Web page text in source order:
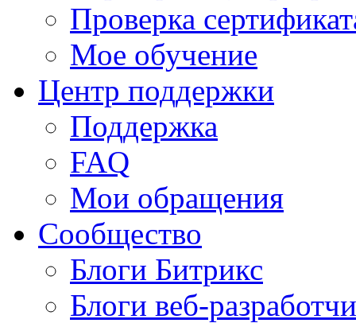
Проверка
Мое обучение
Центр поддержки
Поддержка
FAQ
Мои обращения
Сообщество
Блоги Битрикс
Блоги веб-